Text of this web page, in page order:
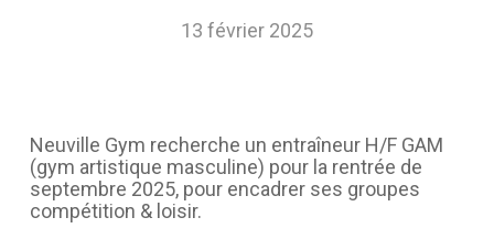
13 février 2025
Neuville Gym recherche un entraîneur H/F GAM
(gym artistique masculine) pour la rentrée de
septembre 2025, pour encadrer ses groupes
compétition & loisir.